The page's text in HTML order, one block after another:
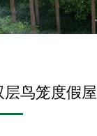
层鸟笼度假屋